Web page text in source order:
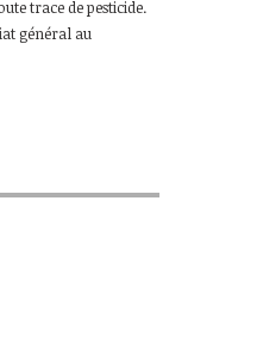
trace de pesticide.
général au